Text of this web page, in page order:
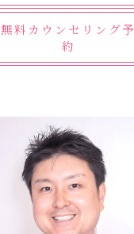
無料カウンセリング予
約